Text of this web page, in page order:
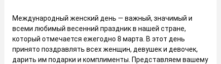
Международный женский день — важный, значимый и
всеми любимый весенний праздник в нашей стране,
который отмечается ежегодно 8 марта. В этот день
принято поздравлять всех женщин, девушек и девочек,
дарить им подарки и комплименты. Представляем вашему